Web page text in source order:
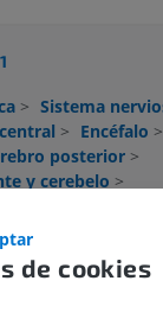
> Sistema
> Encéfalo >
posterior >
y cerebelo >
Calota
>
Tracto
de cookies